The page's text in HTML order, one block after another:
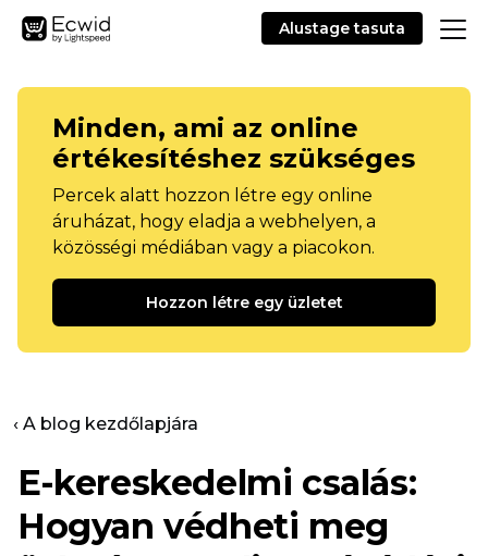
Alustage tasuta
Minden, ami az online
értékesítéshez szükséges
Percek alatt hozzon létre egy online
áruházat, hogy eladja a webhelyen, a
közösségi médiában vagy a piacokon.
Hozzon létre egy üzletet
‹ A blog kezdőlapjára
E-kereskedelmi csalás:
Hogyan védheti meg